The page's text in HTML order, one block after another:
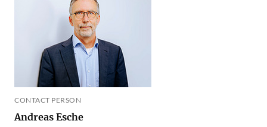
CONTACT PERSON
Andreas Esche